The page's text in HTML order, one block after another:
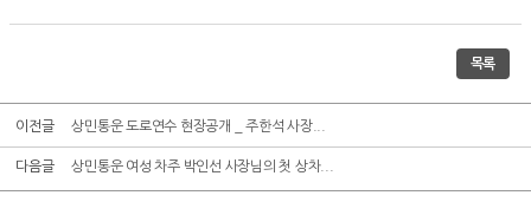
목록
이전글 상민통운 도로연수 현장공개 _ 주한석 사장...
다음글 상민통운 여성 차주 박인선 사장님의 첫 상차...